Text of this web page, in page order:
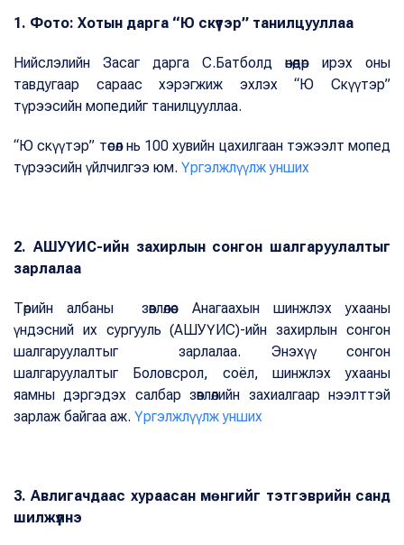
1. Фото: Хотын дарга “Ю скүүтэр” танилцууллаа
Нийслэлийн Засаг дарга С.Батболд өнөөдөр ирэх оны
тавдугаар сараас хэрэгжиж эхлэх “Ю Скүүтэр”
түрээсийн мопедийг танилцууллаа.
“Ю скүүтэр” төсөл нь 100 хувийн цахилгаан тэжээлт мопед
түрээсийн үйлчилгээ юм. Үргэлжлүүлж унших
2. АШУҮИС-ийн захирлын сонгон шалгаруулалтыг
зарлалаа
Төрийн албаны зөвлөлөөс Анагаахын шинжлэх ухааны
үндэсний их сургууль (АШУҮИС)-ийн захирлын сонгон
шалгаруулалтыг зарлалаа. Энэхүү сонгон
шалгаруулалтыг Боловсрол, соёл, шинжлэх ухааны
яамны дэргэдэх салбар зөвлөлийн захиалгаар нээлттэй
зарлаж байгаа аж. Үргэлжлүүлж унших
3. Авлигачдаас хураасан мөнгийг тэтгэврийн санд
шилжүүлнэ